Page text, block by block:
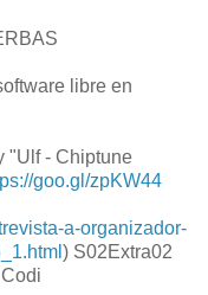
libre en
"Ulf - Chiptune
goo.gl/zpKW44
a-organizador-
) S02Extra02